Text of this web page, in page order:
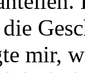
mir,